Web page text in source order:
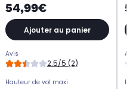
54,99€
Ajouter au panier
Avis
2.5/5 (2)
Hauteur de vol maxi